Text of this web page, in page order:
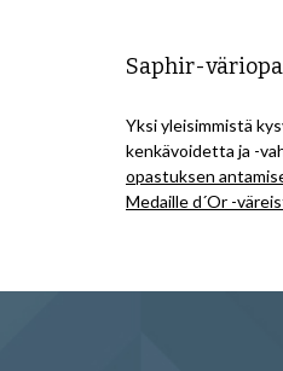
Saphir-
Yksi yleisimmistä
kenkävoidetta ja -
opastuksen
Medaille d´Or -